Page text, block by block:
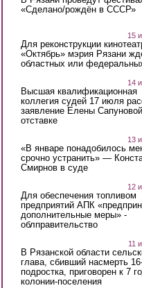
«Сделано/рождён в СССР»
15
Для реконструкции
«Октябрь» мэрия Рязани
областных или
14
Высшая квалификационная
коллегия судей 17 июля
заявление Елены
отставке
13
«В январе понадобилось
срочно устранить» —
Смирнов в суде
12
Для обеспечения топливом
предприятий АПК
дополнительные меры» -
облправительство
11
В Рязанской области
глава, сбивший насмерть
подростка, приговорен к 7
колонии-поселения